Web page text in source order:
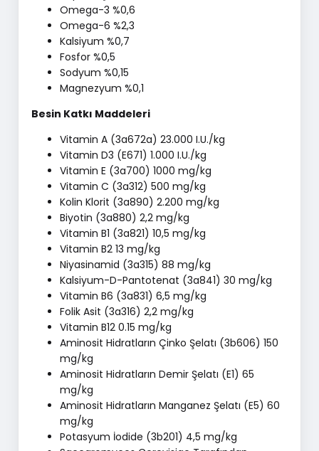
Omega-3 %0,6
Omega-6 %2,3
Kalsiyum %0,7
Fosfor %0,5
Sodyum %0,15
Magnezyum %0,1
Besin Katkı Maddeleri
Vitamin A (3a672a) 23.000 I.U./kg
Vitamin D3 (E671) 1.000 I.U./kg
Vitamin E (3a700) 1000 mg/kg
Vitamin C (3a312) 500 mg/kg
Kolin Klorit (3a890) 2.200 mg/kg
Biyotin (3a880) 2,2 mg/kg
Vitamin B1 (3a821) 10,5 mg/kg
Vitamin B2 13 mg/kg
Niyasinamid (3a315) 88 mg/kg
Kalsiyum-D-Pantotenat (3a841) 30 mg/kg
Vitamin B6 (3a831) 6,5 mg/kg
Folik Asit (3a316) 2,2 mg/kg
Vitamin B12 0.15 mg/kg
Aminosit Hidratların Çinko Şelatı (3b606) 150
mg/kg
Aminosit Hidratların Demir Şelatı (E1) 65
mg/kg
Aminosit Hidratların Manganez Şelatı (E5) 60
mg/kg
Potasyum İodide (3b201) 4,5 mg/kg